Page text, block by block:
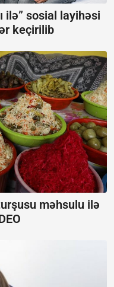
ilə” sosial layihəsi
keçirilib
məhsulu ilə